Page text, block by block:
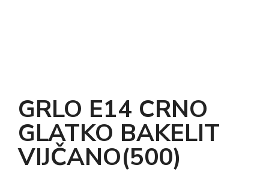
GRLO E14 CRNO
GLATKO BAKELIT
VIJČANO(500)